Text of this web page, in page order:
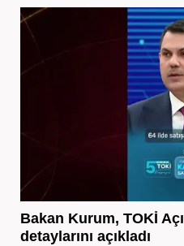
Bakan Kurum, TOKİ
detaylarını açıkladı